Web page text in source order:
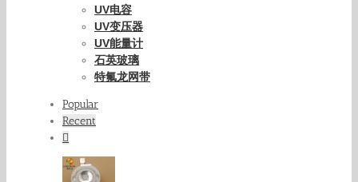
UV电容
UV变压器
UV能量计
石英玻璃
特氟龙网带
Popular
Recent